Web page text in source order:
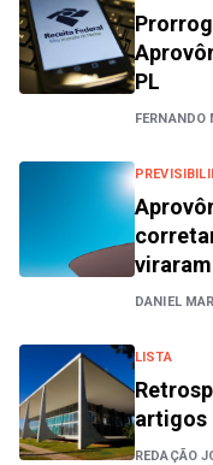
PL
FERNANDO
DANIEL
LISTA
artigos
REDAÇÃO